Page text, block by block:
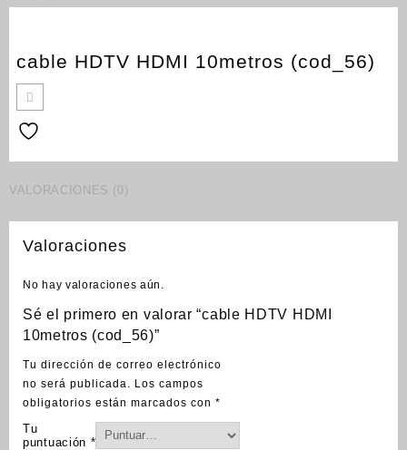
cable HDTV HDMI 10metros (cod_56)
VALORACIONES (0)
Valoraciones
No hay valoraciones aún.
Sé el primero en valorar “cable HDTV HDMI
10metros (cod_56)”
Tu dirección de correo electrónico
no será publicada.
Los campos
obligatorios están marcados con *
Tu
puntuación *